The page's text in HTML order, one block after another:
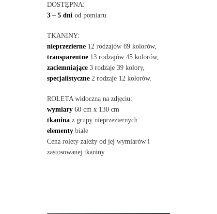
DOSTĘPNA:
3 – 5 dni od pomiaru
TKANINY:
nieprzezierne12 rodzajów 89 kolorów,
transparentne13 rodzajów 45 kolorów,
zaciemniające3 rodzaje 39 kolory,
specjalistyczne2 rodzaje 12 kolorów.
ROLETA widoczna na zdjęciu:
wymiary60 cm x 130 cm
tkaninaz grupy nieprzeziernych
elementybiałe
Cena rolety zależy od jej wymiarów i
zastosowanej tkaniny.